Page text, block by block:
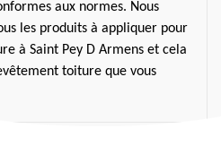
aux normes. Nous
les produits à appliquer pour
à Saint Pey D Armens et cela
toiture que vous